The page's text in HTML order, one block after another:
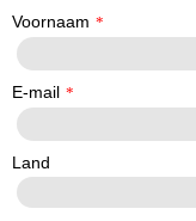
Voornaam *
E-mail *
Land